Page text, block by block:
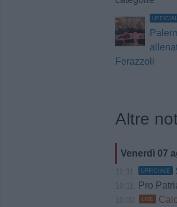
Ferazzoli
Altre
Venerdì 07
UFFICIALE
Pro Patria,
LIVE